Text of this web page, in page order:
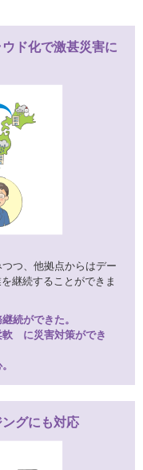
ウド化で激甚災害に
つ、他拠点からはデー
継続することができま
続ができた。
軟 に災害対策ができ
グにも対応